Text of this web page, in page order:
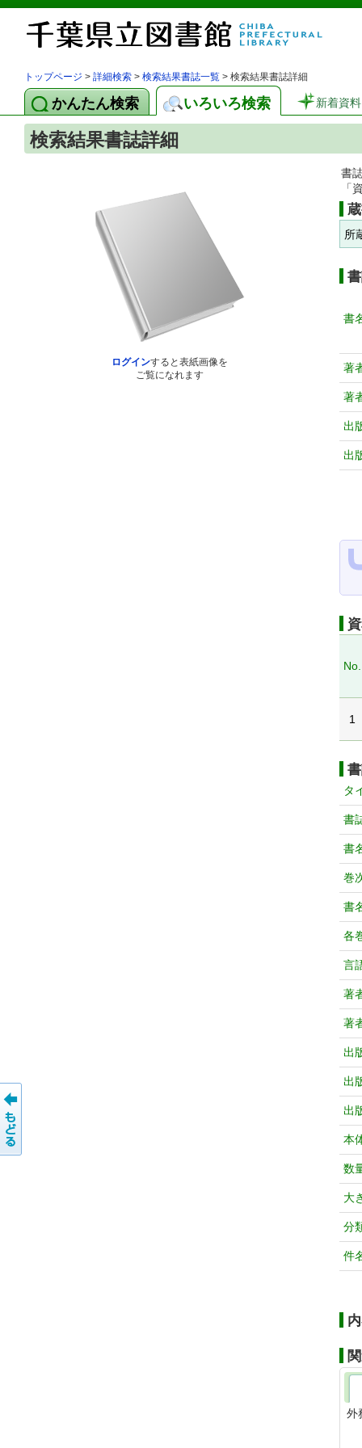
トップページ > 詳細検索 > 検索結果書誌一覧 > 検索結果書誌詳細
かんたん検索 いろいろ検索 新着資料
検索結果書誌詳細
ログインすると表紙画像を
ご覧になれます
書
「
所
書
著
著
出
出
No.
1
タ
書
書
巻
書
各
言
著
著
出
出
出
本
数
大
分
件
外